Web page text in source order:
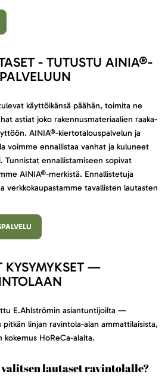
- TUTUSTU AINIA®-
käyttöikänsä päähän, toimita ne
astiat joko rakennusmateriaalien raaka-
AINIA®-kiertotalouspalvelun ja
voimme ennallistaa vanhat ja kuluneet
Tunnistat ennallistamiseen sopivat
AINIA®-merkistä. Ennallistetuja
verkkokaupastamme tavallisten lautasten
KYSYMYKSET —
E.Ahlströmin asiantuntijoilta —
linjan ravintola-alan ammattilaisista,
HoReCa-alalta.
lautaset ravintolalle?